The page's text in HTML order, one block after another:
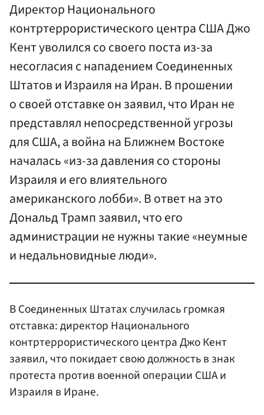
Директор Национального
контртеррористического центра США Джо
Кент уволился со своего поста из-за
несогласия с нападением Соединенных
Штатов и Израиля на Иран. В прошении
о своей отставке он заявил, что Иран не
представлял непосредственной угрозы
для США, а война на Ближнем Востоке
началась «из-за давления со стороны
Израиля и его влиятельного
американского лобби». В ответ на это
Дональд Трамп заявил, что его
администрации не нужны такие «неумные
и недальновидные люди».
В Соединенных Штатах случилась громкая
отставка: директор Национального
контртеррористического центра Джо Кент
заявил, что покидает свою должность в знак
протеста против военной операции США и
Израиля в Иране.